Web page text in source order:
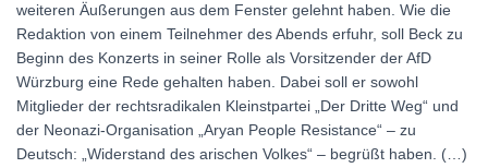
weiteren Äußerungen aus dem Fenster gelehnt haben. Wie die
Redaktion von einem Teilnehmer des Abends erfuhr, soll Beck zu
Beginn des Konzerts in seiner Rolle als Vorsitzender der AfD
Würzburg eine Rede gehalten haben. Dabei soll er sowohl
Mitglieder der rechtsradikalen Kleinstpartei „Der Dritte Weg“ und
der Neonazi-Organisation „Aryan People Resistance“ – zu
Deutsch: „Widerstand des arischen Volkes“ – begrüßt haben. (…)